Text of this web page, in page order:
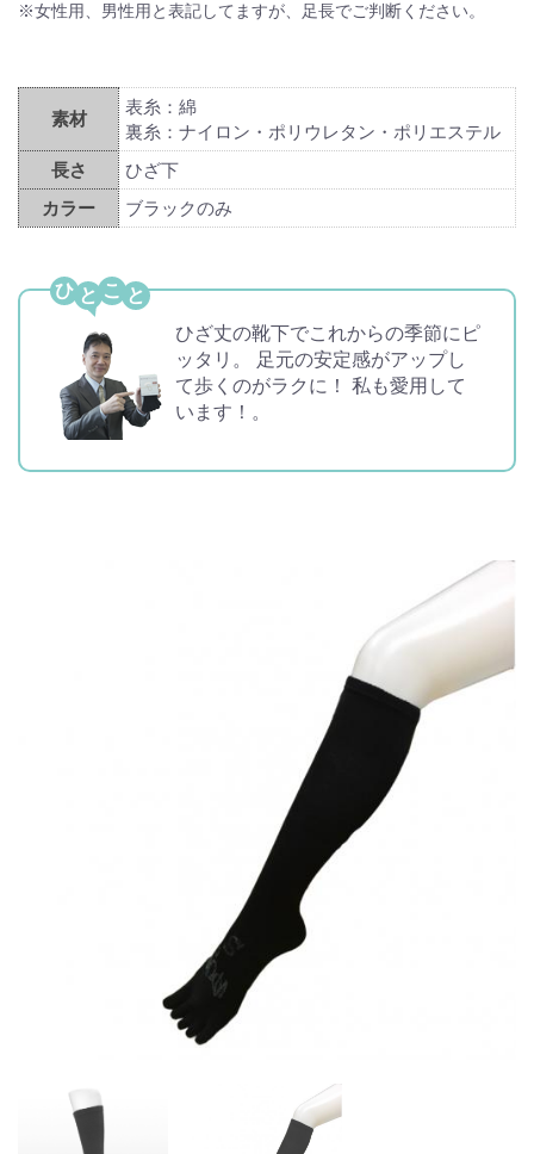
※女性用、男性用と表記してますが、足長でご判断ください。
素材
表糸：綿
裏糸：ナイロン・ポリウレタン・ポリエステル
長さ
ひざ下
カラー
ブラックのみ
ひ こ
ひざ丈の靴下でこれからの季節にピ
ッタリ。 足元の安定感がアップし
て歩くのがラクに！ 私も愛用して
います！。